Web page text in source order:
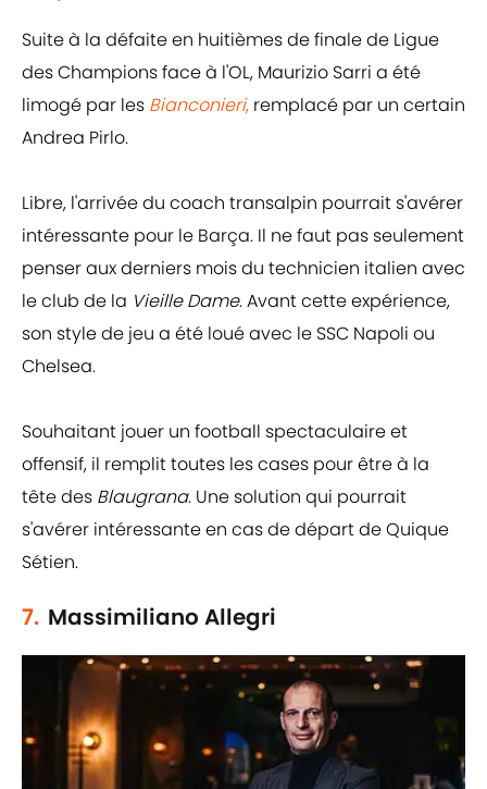
Suite à la défaite en huitièmes de finale de Ligue
des Champions face à l'OL, Maurizio Sarri a été
limogé par les Bianconieri, remplacé par un certain
Andrea Pirlo.
Libre, l'arrivée du coach transalpin pourrait s'avérer
intéressante pour le Barça. Il ne faut pas seulement
penser aux derniers mois du technicien italien avec
le club de la Vieille Dame. Avant cette expérience,
son style de jeu a été loué avec le SSC Napoli ou
Chelsea.
Souhaitant jouer un football spectaculaire et
offensif, il remplit toutes les cases pour être à la
tête des Blaugrana. Une solution qui pourrait
s'avérer intéressante en cas de départ de Quique
Sétien.
7. Massimiliano Allegri